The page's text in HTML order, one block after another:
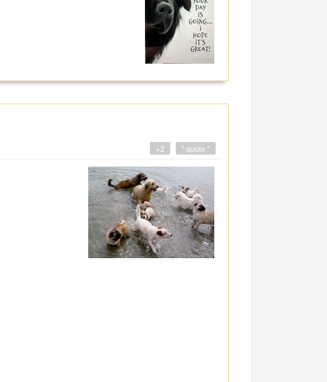
" quote "
+2